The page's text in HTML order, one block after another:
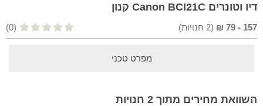
דיו וטונרים Canon BCI21C קנון
157
-
79
₪
(
2 חנויות) (0)
מפרט טכני
השוואת מחירים מתוך 2 חנויות